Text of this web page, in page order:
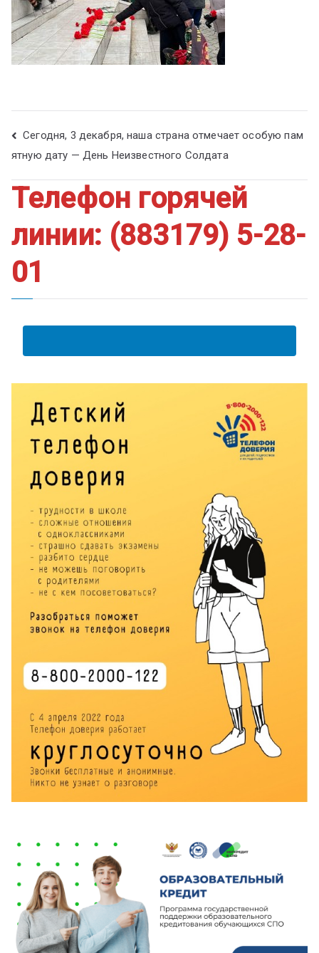
Сегодня, 3 декабря, наша страна отмечает особую пам
ятную дату — День Неизвестного Солдата
Телефон горячей
линии: (883179) 5-28-
01